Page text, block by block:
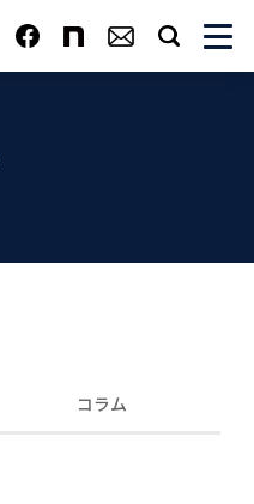
search
コラム